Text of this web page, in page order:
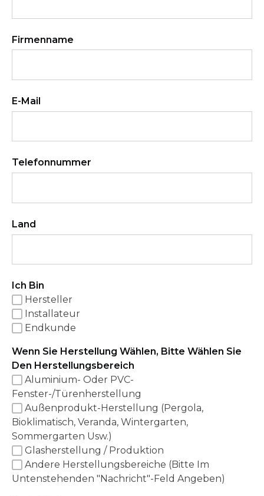
Firmenname
E-Mail
Telefonnummer
Land
Ich Bin
Hersteller
Installateur
Endkunde
Wenn Sie Herstellung Wählen, Bitte Wählen Sie
Den Herstellungsbereich
Aluminium- Oder PVC-
Fenster-/Türenherstellung
Außenprodukt-Herstellung (Pergola,
Bioklimatisch, Veranda, Wintergarten,
Sommergarten Usw.)
Glasherstellung / Produktion
Andere Herstellungsbereiche (Bitte Im
Untenstehenden "Nachricht"-Feld Angeben)